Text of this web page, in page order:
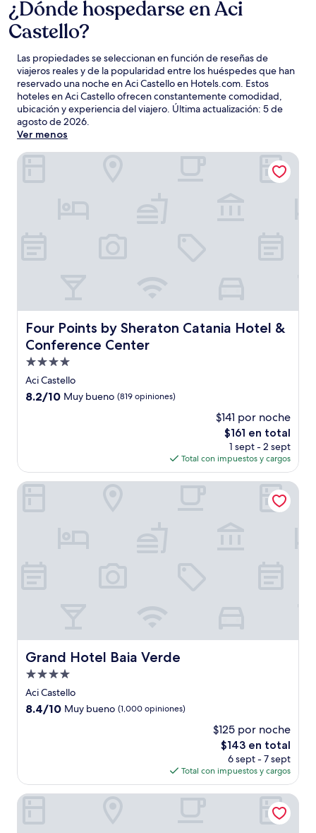
¿Dónde hospedarse en Aci
Castello?
Las propiedades se seleccionan en función de reseñas de
viajeros reales y de la popularidad entre los huéspedes que han
reservado una noche en Aci Castello en Hotels.com. Estos
hoteles en Aci Castello ofrecen constantemente comodidad,
ubicación y experiencia del viajero. Última actualización: 5 de
agosto de 2026.
Ver menos
Four Points by Sheraton Catania Hotel &
Conference Center
Four Points by Sheraton Catania Hotel & Conference
Propiedad
de
4.0
Aci Castello
8.2
opiniones)
8.2/10 Muy bueno (819 opiniones)
$141 por noche
El
precio
actual
es
de
$161 en total
1 sept - 2 sept
Total con impuestos y cargos
Four Points by Sheraton Catania Hotel & Conference
Grand Hotel Baia Verde
Grand Hotel Baia Verde
Propiedad
de
4.0
Aci Castello
8.4
opiniones)
8.4/10 Muy bueno (1,000 opiniones)
$125 por noche
El
precio
actual
es
de
$143 en total
6 sept - 7 sept
Total con impuestos y cargos
Grand Hotel Baia Verde
Hotel Malavoglia